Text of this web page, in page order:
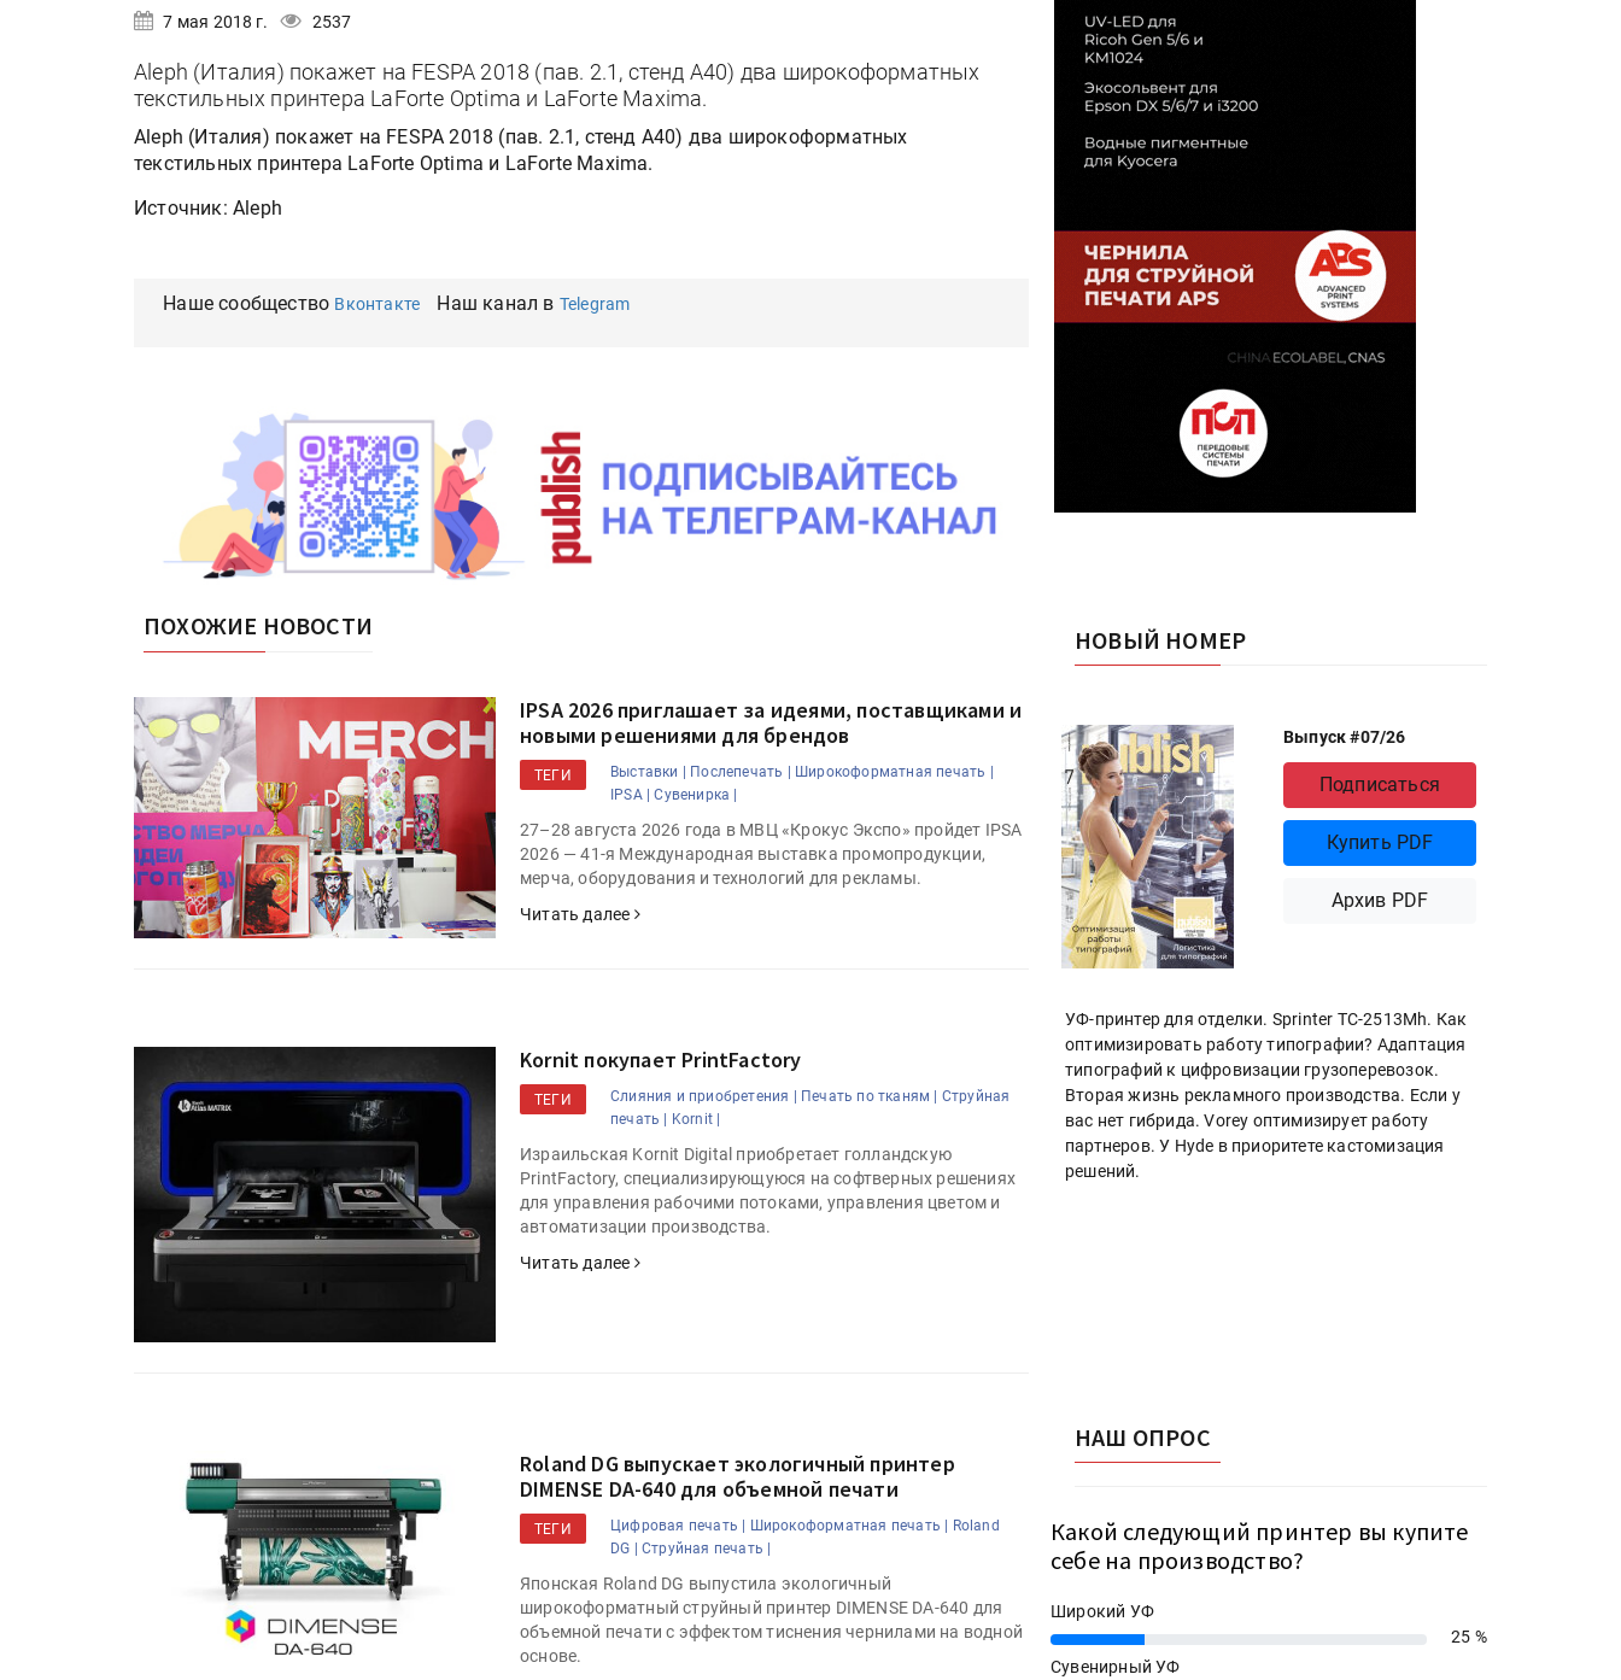
7 мая 2018 г. 2537
Aleph (Италия) покажет на FESPA 2018 (пав. 2.1, стенд А40) два широкоформатных
текстильных принтера LaForte Optima и LaForte Maxima.
Aleph (Италия) покажет на FESPA 2018 (пав. 2.1, стенд А40) два широкоформатных
текстильных принтера LaForte Optima и LaForte Maxima.
Источник: Aleph
Наше сообщество Вконтакте Наш канал в Telegram
ПОХОЖИЕ НОВОСТИ
IPSA 2026 приглашает за идеями, поставщиками и
новыми решениями для брендов
ТЕГИ Выставки | Послепечать |
Широкоформатная печать |
IPSA |
Сувенирка |
27–28 августа 2026 года в МВЦ «Крокус Экспо» пройдет IPSA
2026 — 41-я Международная выставка промопродукции,
мерча, оборудования и технологий для рекламы.
Читать далее
Kornit покупает PrintFactory
ТЕГИ Слияния и приобретения | Печать по тканям |
Струйная
печать |
Kornit |
Израильская Kornit Digital приобретает голландскую
PrintFactory, специализирующуюся на софтверных решениях
для управления рабочими потоками, управления цветом и
автоматизации производства.
Читать далее
Roland DG выпускает экологичный принтер
DIMENSE DA-640 для объемной печати
ТЕГИ Цифровая печать | Широкоформатная печать | Roland
DG | Струйная печать |
Японская Roland DG выпустила экологичный
широкоформатный струйный принтер DIMENSE DA-640 для
объемной печати с эффектом тиснения чернилами на водной
основе.
НОВЫЙ НОМЕР
Выпуск #07/26
Подписаться
Купить PDF
Архив PDF
УФ-принтер для отделки. Sprinter ТС-2513Mh. Как
оптимизировать работу типографии? Адаптация
типографий к цифровизации грузоперевозок.
Вторая жизнь рекламного производства. Если у
вас нет гибрида. Vorey оптимизирует работу
партнеров. У Hyde в приоритете кастомизация
решений.
НАШ ОПРОС
Какой следующий принтер вы купите
себе на производство?
Широкий УФ
25%
25 %
Сувенирный УФ